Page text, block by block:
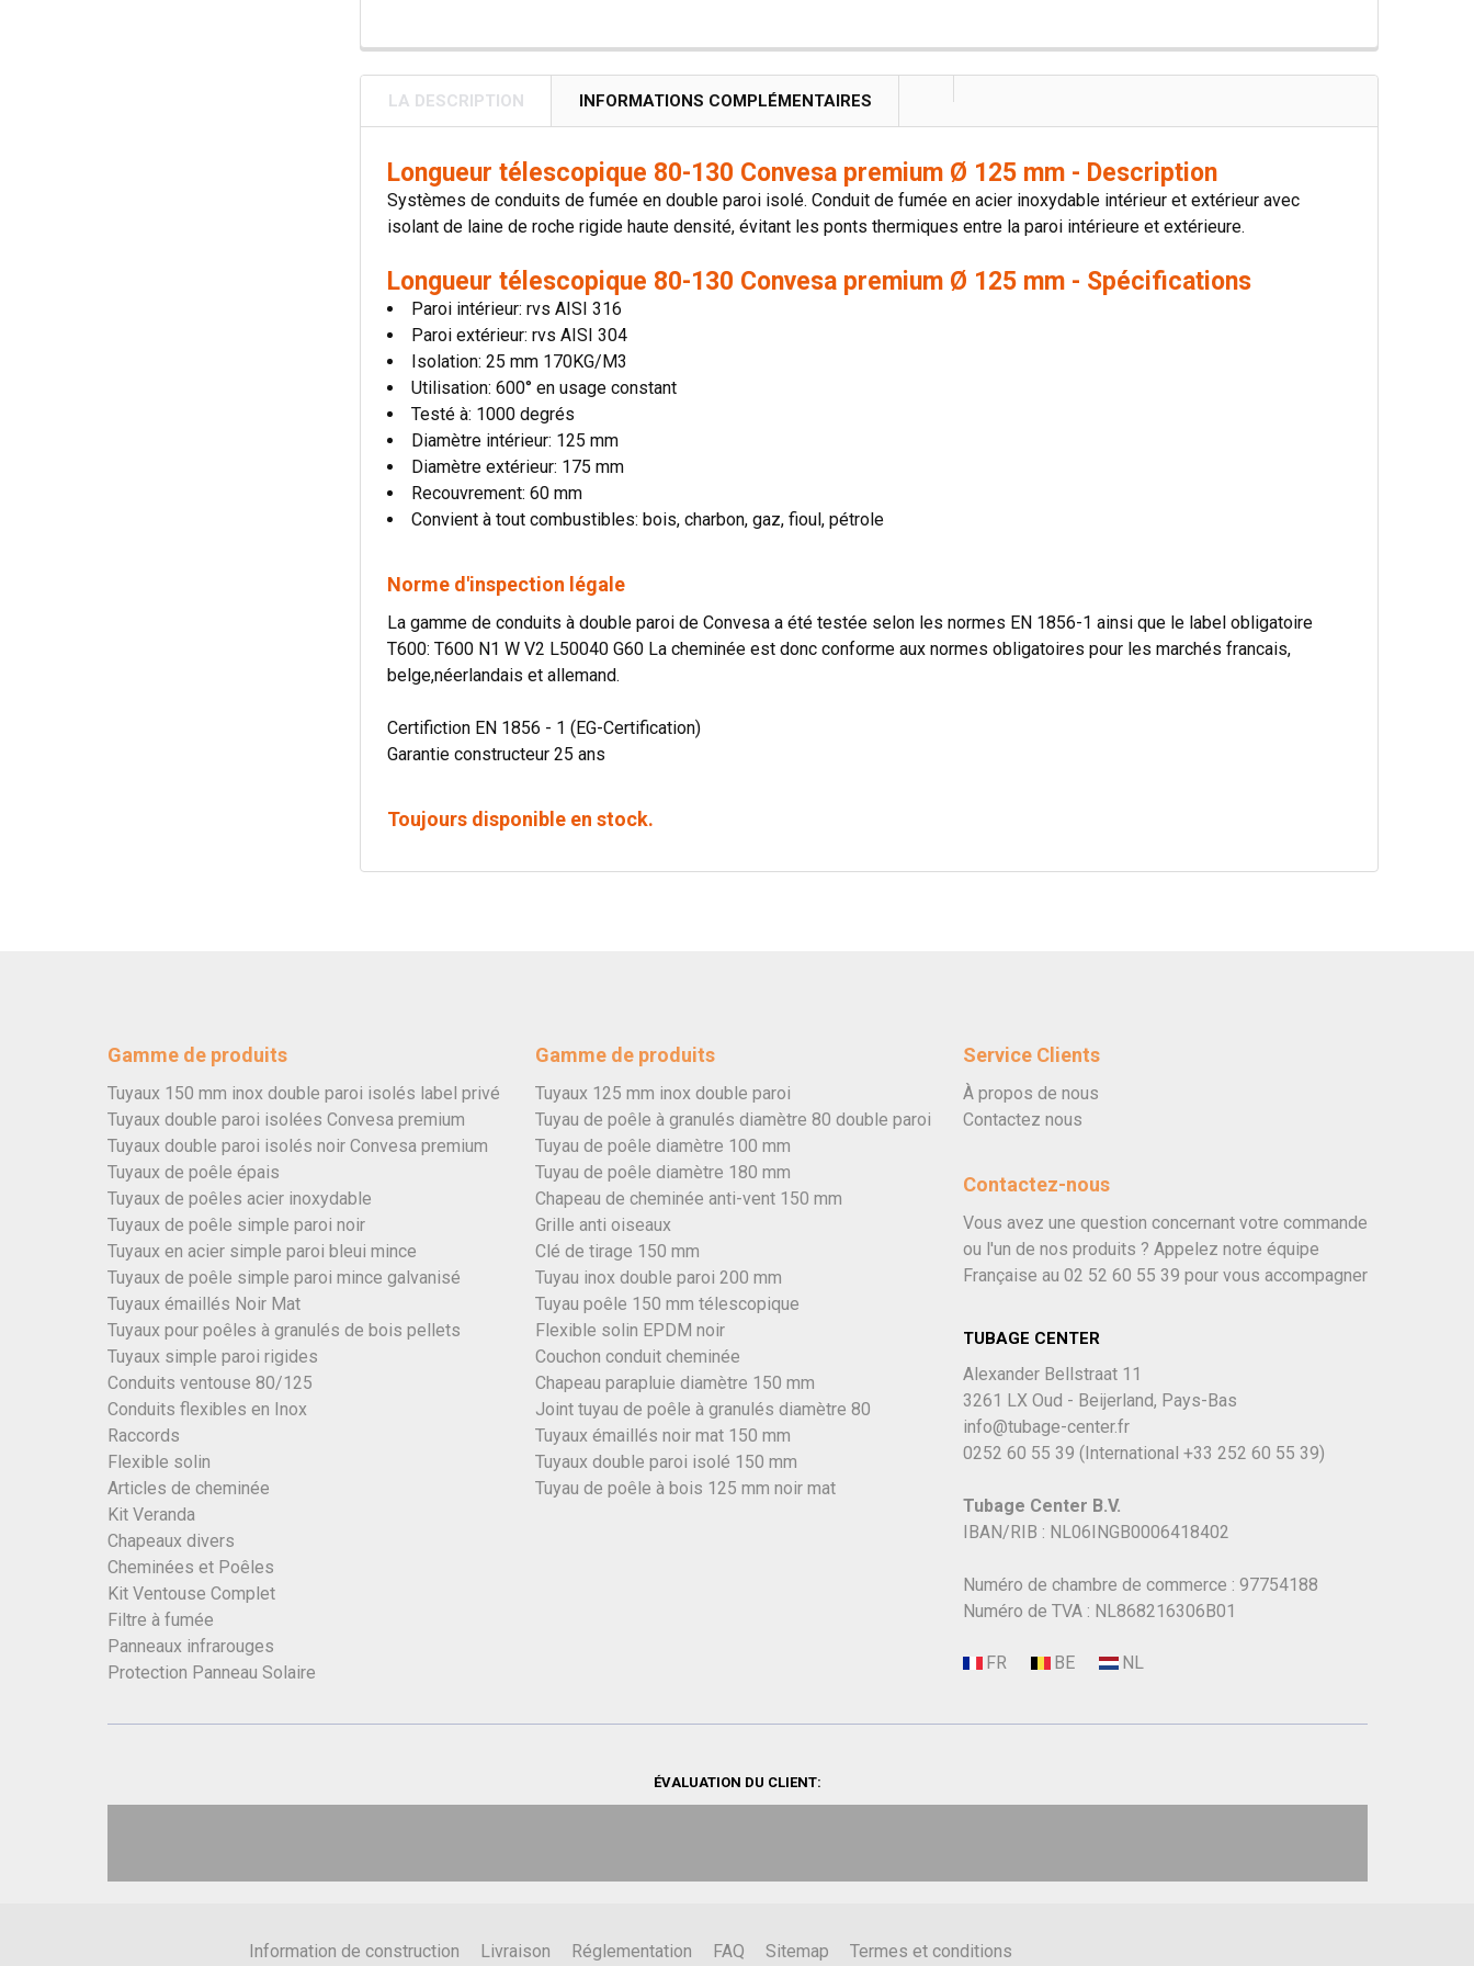
LA DESCRIPTION INFORMATIONS COMPLÉMENTAIRES
Longueur télescopique 80-130 Convesa premium Ø 125 mm - Description
Systèmes de conduits de fumée en double paroi isolé. Conduit de fumée en acier inoxydable intérieur et extérieur avec
isolant de laine de roche rigide haute densité, évitant les ponts thermiques entre la paroi intérieure et extérieure.
Longueur télescopique 80-130 Convesa premium Ø 125 mm - Spécifications
Paroi intérieur: rvs AISI 316
Paroi extérieur: rvs AISI 304
Isolation: 25 mm 170KG/M3
Utilisation: 600° en usage constant
Testé à: 1000 degrés
Diamètre intérieur: 125 mm
Diamètre extérieur: 175 mm
Recouvrement: 60 mm
Convient à tout combustibles: bois, charbon, gaz, fioul, pétrole
Norme d'inspection légale
La gamme de conduits à double paroi de Convesa a été testée selon les normes EN 1856-1 ainsi que le label obligatoire
T600: T600 N1 W V2 L50040 G60 La cheminée est donc conforme aux normes obligatoires pour les marchés francais,
belge,néerlandais et allemand.
Certifiction EN 1856 - 1 (EG-Certification)
Garantie constructeur 25 ans
Toujours disponible en stock.
Gamme de produits
Tuyaux 150 mm inox double paroi isolés label privé
Tuyaux double paroi isolées Convesa premium
Tuyaux double paroi isolés noir Convesa premium
Tuyaux de poêle épais
Tuyaux de poêles acier inoxydable
Tuyaux de poêle simple paroi noir
Tuyaux en acier simple paroi bleui mince
Tuyaux de poêle simple paroi mince galvanisé
Tuyaux émaillés Noir Mat
Tuyaux pour poêles à granulés de bois pellets
Tuyaux simple paroi rigides
Conduits ventouse 80/125
Conduits flexibles en Inox
Raccords
Flexible solin
Articles de cheminée
Kit Veranda
Chapeaux divers
Cheminées et Poêles
Kit Ventouse Complet
Filtre à fumée
Panneaux infrarouges
Protection Panneau Solaire
Gamme de produits
Tuyaux 125 mm inox double paroi
Tuyau de poêle à granulés diamètre 80 double paroi
Tuyau de poêle diamètre 100 mm
Tuyau de poêle diamètre 180 mm
Chapeau de cheminée anti-vent 150 mm
Grille anti oiseaux
Clé de tirage 150 mm
Tuyau inox double paroi 200 mm
Tuyau poêle 150 mm télescopique
Flexible solin EPDM noir
Couchon conduit cheminée
Chapeau parapluie diamètre 150 mm
Joint tuyau de poêle à granulés diamètre 80
Tuyaux émaillés noir mat 150 mm
Tuyaux double paroi isolé 150 mm
Tuyau de poêle à bois 125 mm noir mat
Service Clients
À propos de nous
Contactez nous
Contactez-nous
Vous avez une question concernant votre commande
ou l'un de nos produits ? Appelez notre équipe
Française au 02 52 60 55 39 pour vous accompagner
TUBAGE CENTER
Alexander Bellstraat 11
3261 LX Oud - Beijerland, Pays-Bas
info@tubage-center.fr
0252 60 55 39 (International +33 252 60 55 39)
Tubage Center B.V.
IBAN/RIB : NL06INGB0006418402
Numéro de chambre de commerce : 97754188
Numéro de TVA : NL868216306B01
ÉVALUATION DU CLIENT:
Information de construction Livraison Réglementation FAQ Sitemap Termes et conditions